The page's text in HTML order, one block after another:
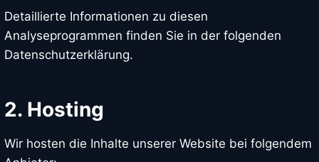
Detaillierte Informationen zu diesen
Analyseprogrammen finden Sie in der folgenden
Datenschutzerklärung.
2. Hosting
Wir hosten die Inhalte unserer Website bei folgendem